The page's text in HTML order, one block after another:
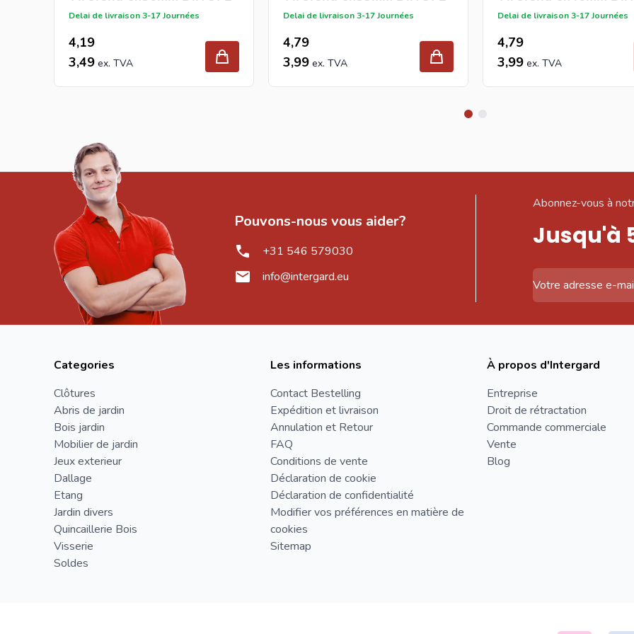
Delai de livraison 3-17 Journées
4,19
3,49
Delai de livraison 3-17 Journées
4,79
3,99
Delai de livraison 3-17 Journées
4,79
3,99
Pouvons-nous vous aider?
+31 546 579030
info@intergard.eu
Abonnez-vous à
Jusqu'à
Categories
Clôtures
Abris de jardin
Bois jardin
Mobilier de jardin
Jeux exterieur
Dallage
Etang
Jardin divers
Quincaillerie Bois
Visserie
Soldes
Les informations
Contact Bestelling
Expédition et livraison
Annulation et Retour
FAQ
Conditions de vente
Déclaration de cookie
Déclaration de confidentialité
Modifier vos préférences en matière de
cookies
Sitemap
À propos d'Intergard
Entreprise
Droit de rétractation
Commande commerciale
Vente
Blog